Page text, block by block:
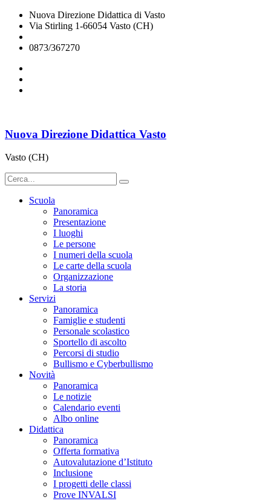
Nuova Direzione Didattica di Vasto
Via Stirling 1-66054 Vasto (CH)
0873/367270
Nuova Direzione Didattica Vasto
Vasto (CH)
Scuola
Panoramica
Presentazione
I luoghi
Le persone
I numeri della scuola
Le carte della scuola
Organizzazione
La storia
Servizi
Panoramica
Famiglie e studenti
Personale scolastico
Sportello di ascolto
Percorsi di studio
Bullismo e Cyberbullismo
Novità
Panoramica
Le notizie
Calendario eventi
Albo online
Didattica
Panoramica
Offerta formativa
Autovalutazione d’Istituto
Inclusione
I progetti delle classi
Prove INVALSI